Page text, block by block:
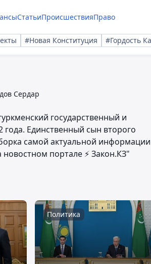
СтатьиПроисшествияПраво
#Новая Конституция #Гордость
Сердар
государственный и
года. Единственный сын второго
самой актуальной информации
портале ⚡️ Закон.КЗ"
Политика